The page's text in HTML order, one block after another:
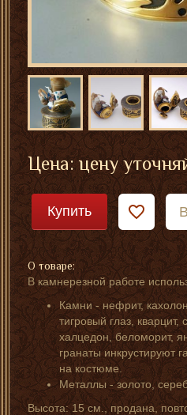
Цена: цену
Купить
О товаре:
В камнерезной работе
Камни - нефрит,
тигровый глаз, кварцит,
халцедон, беломорит,
гранаты инкрустируют
на костюме.
Металлы - золото,
Высота: 15 см., продана,